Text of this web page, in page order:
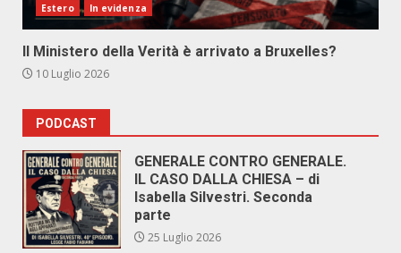
Estero In evidenza
Il Ministero della Verità è arrivato a Bruxelles?
10 Luglio 2026
PODCAST
GENERALE CONTRO GENERALE.
IL CASO DALLA CHIESA – di
Isabella Silvestri. Seconda
parte
25 Luglio 2026